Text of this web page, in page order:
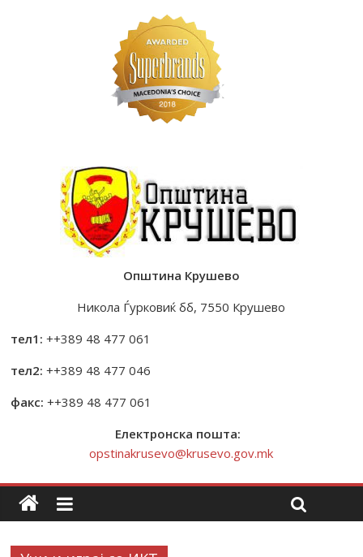
Општина Крушево
Никола Ѓурковиќ бб, 7550 Крушево
тел1: ++389 48 477 061
тел2: ++389 48 477 046
факс: ++389 48 477 061
Електронска пошта:
opstinakrusevo@krusevo.gov.mk